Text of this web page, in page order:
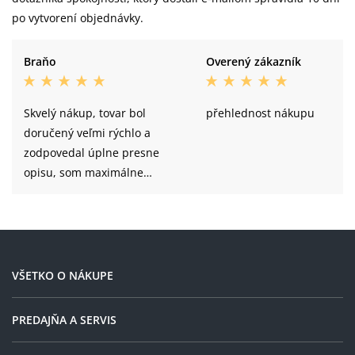
Zadní ráfek:
Raymon VR23/DT210, 15×110 / 12×148
Zadní náboj: 15×110 / 12×148 mm Boost.
Zadní plášť:
Addix, 62-622 (29×2.40), Tubeless Ready
po vytvorení objednávky.
Braňo
Skvelý nákup, tovar bol
doručený veľmi rýchlo a
zodpovedal úplne presne
opisu, som maximálne
Overený zákazník
přehlednost nákupu
VŠETKO O NÁKUPE
PREDAJŇA A SERVIS